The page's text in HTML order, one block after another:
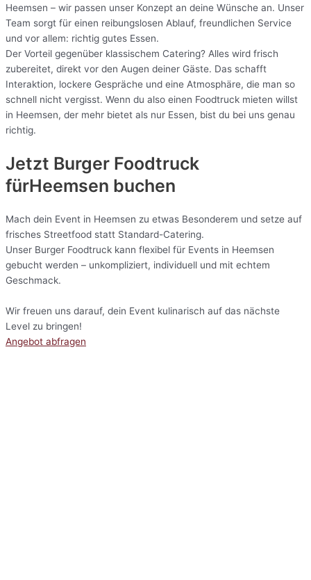
Heemsen – wir passen unser Konzept an deine Wünsche an. Unser
Team sorgt für einen reibungslosen Ablauf, freundlichen Service
und vor allem: richtig gutes Essen.
Der Vorteil gegenüber klassischem Catering? Alles wird frisch
zubereitet, direkt vor den Augen deiner Gäste. Das schafft
Interaktion, lockere Gespräche und eine Atmosphäre, die man so
schnell nicht vergisst. Wenn du also einen Foodtruck mieten willst
in Heemsen, der mehr bietet als nur Essen, bist du bei uns genau
richtig.
Jetzt Burger Foodtruck
fürHeemsen buchen
Mach dein Event in Heemsen zu etwas Besonderem und setze auf
frisches Streetfood statt Standard-Catering.
Unser Burger Foodtruck kann flexibel für Events in Heemsen
gebucht werden – unkompliziert, individuell und mit echtem
Geschmack.
Wir freuen uns darauf, dein Event kulinarisch auf das nächste
Level zu bringen!
Angebot abfragen